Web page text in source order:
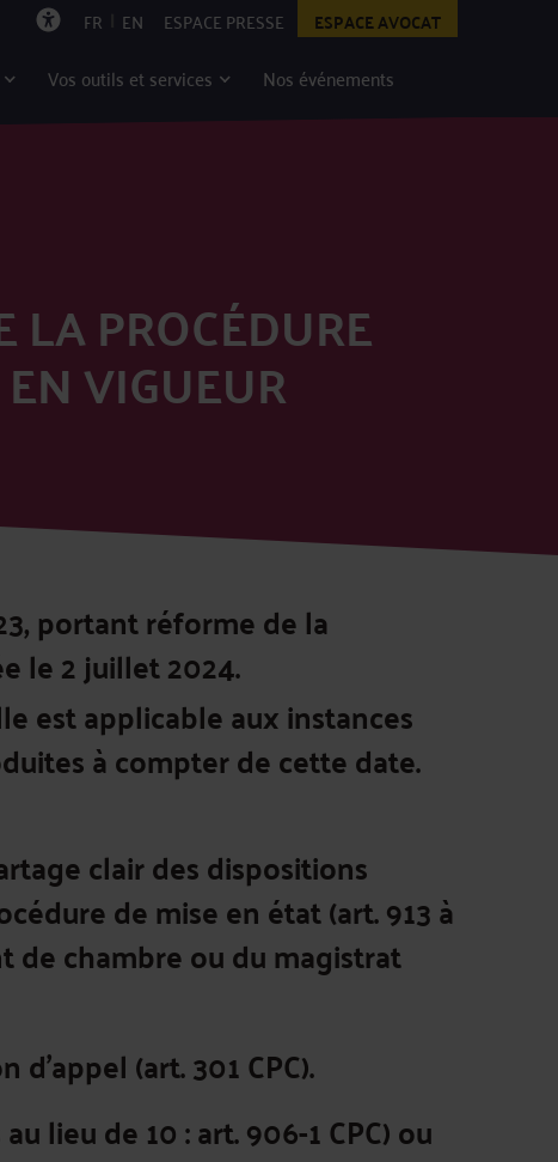
FR EN ESPACE PRESSE ESPACE AVOCAT
Vos outils et services Nos événements
LA PROCÉDURE
VIGUEUR
portant réforme de la
le 2 juillet 2024.
est applicable aux instances
à compter de cette date.
clair des dispositions
de mise en état (art. 913 à
de chambre ou du magistrat
(art. 301 CPC).
lieu de 10 : art. 906-1 CPC) ou